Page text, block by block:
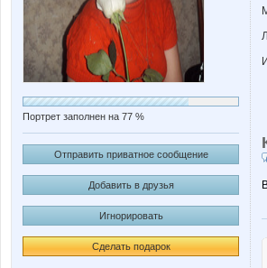
Портрет заполнен на 77 %
Отправить приватное сообщение
Добавить в друзья
Игнорировать
Сделать подарок